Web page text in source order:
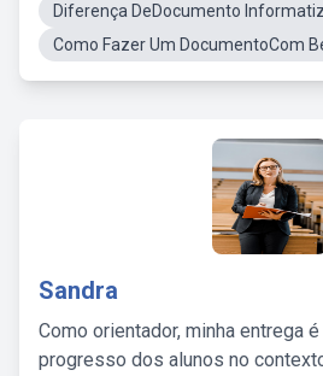
Diferença DeDocumento
Como Fazer Um DocumentoCom
Sandra
Como orientador, minha entrega
progresso dos alunos no